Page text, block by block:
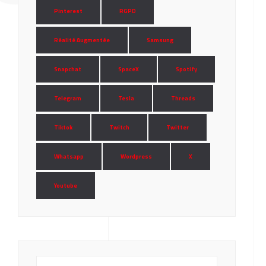
Pinterest RGPD
Réalité Augmentée Samsung
Snapchat SpaceX Spotify
Telegram Tesla Threads
Tiktok Twitch Twitter
Whatsapp Wordpress X
Youtube